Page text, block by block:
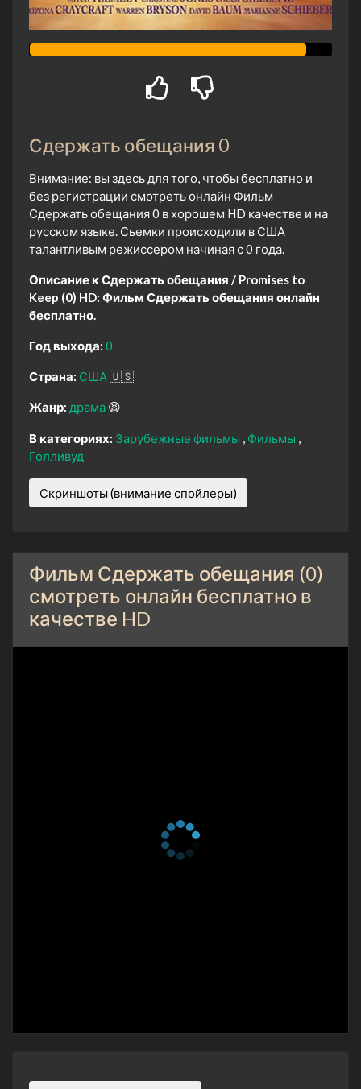
Сдержать обещания 0
Внимание: вы здесь для того, чтобы бесплатно и
без регистрации смотреть онлайн Фильм
Сдержать обещания 0 в хорошем HD качестве и на
русском языке. Сьемки происходили в США
талантливым режиссером начиная с 0 года.
Описание к Сдержать обещания / Promises to
Keep (0) HD: Фильм Сдержать обещания онлайн
бесплатно.
Год выхода: 0
Страна: США🇺🇸
Жанр: драма 😫
В категориях: Зарубежные фильмы
Фильмы
Голливуд
Скриншоты (внимание спойлеры)
Фильм Сдержать обещания (0)
смотреть онлайн бесплатно в
качестве HD